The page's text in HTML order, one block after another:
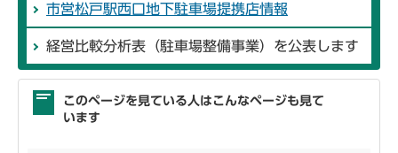
市営松戸駅西口地下駐車場提携店情報
経営比較分析表（駐車場整備事業）を公表します
このページを見ている人はこんなページも見て
います